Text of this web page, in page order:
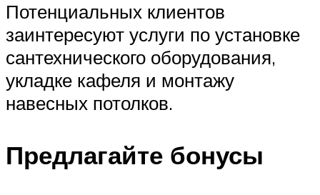
Потенциальных клиентов
заинтересуют услуги по установке
сантехнического оборудования,
укладке кафеля и монтажу
навесных потолков.
Предлагайте бонусы